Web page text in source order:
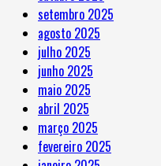
setembro 2025
agosto 2025
julho 2025
junho 2025
maio 2025
abril 2025
março 2025
fevereiro 2025